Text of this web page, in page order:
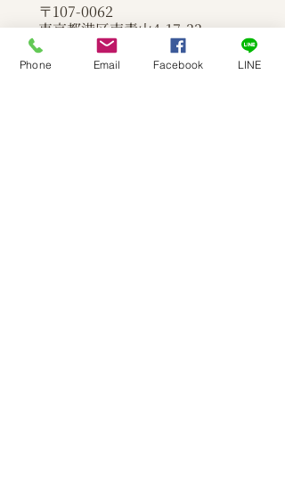
〒107-0062
東京都港区南青山4-17-33
グランカーサ南青山２F
プライバシーポリシー
Phone Email Facebook LINE